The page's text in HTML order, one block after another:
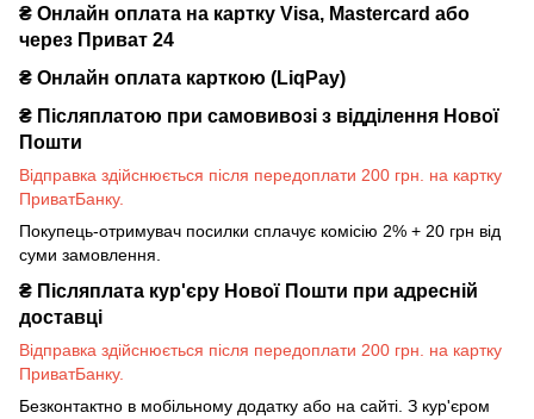
₴ Онлайн оплата на картку Visa, Mastercard або
через Приват 24
₴ Онлайн оплата карткою (LiqPay)
₴ Післяплатою при самовивозі з відділення Нової
Пошти
Відправка здійснюється після передоплати 200 грн. на картку
ПриватБанку.
Покупець-отримувач посилки сплачує комісію 2% + 20 грн від
суми замовлення.
₴ Післяплата кур'єру Нової Пошти при адресній
доставці
Відправка здійснюється після передоплати 200 грн. на картку
ПриватБанку.
Безконтактно в мобільному додатку або на сайті. З кур'єром